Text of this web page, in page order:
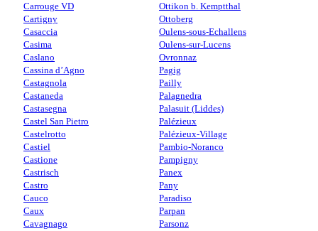
Carrouge VD
Cartigny
Casaccia
Casima
Caslano
Cassina d’Agno
Castagnola
Castaneda
Castasegna
Castel San Pietro
Castelrotto
Castiel
Castione
Castrisch
Castro
Cauco
Caux
Cavagnago
Ottikon b. Kemptthal
Ottoberg
Oulens-sous-Echallens
Oulens-sur-Lucens
Ovronnaz
Pagig
Pailly
Palagnedra
Palasuit (Liddes)
Palézieux
Palézieux-Village
Pambio-Noranco
Pampigny
Panex
Pany
Paradiso
Parpan
Parsonz